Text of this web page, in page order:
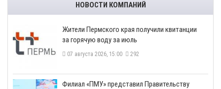
НОВОСТИ КОМПАНИЙ
​Жители Пермского края получили квитанции
за горячую воду за июль
07 августа 2026, 15:00 292
​Филиал «ПМУ» представил Правительству